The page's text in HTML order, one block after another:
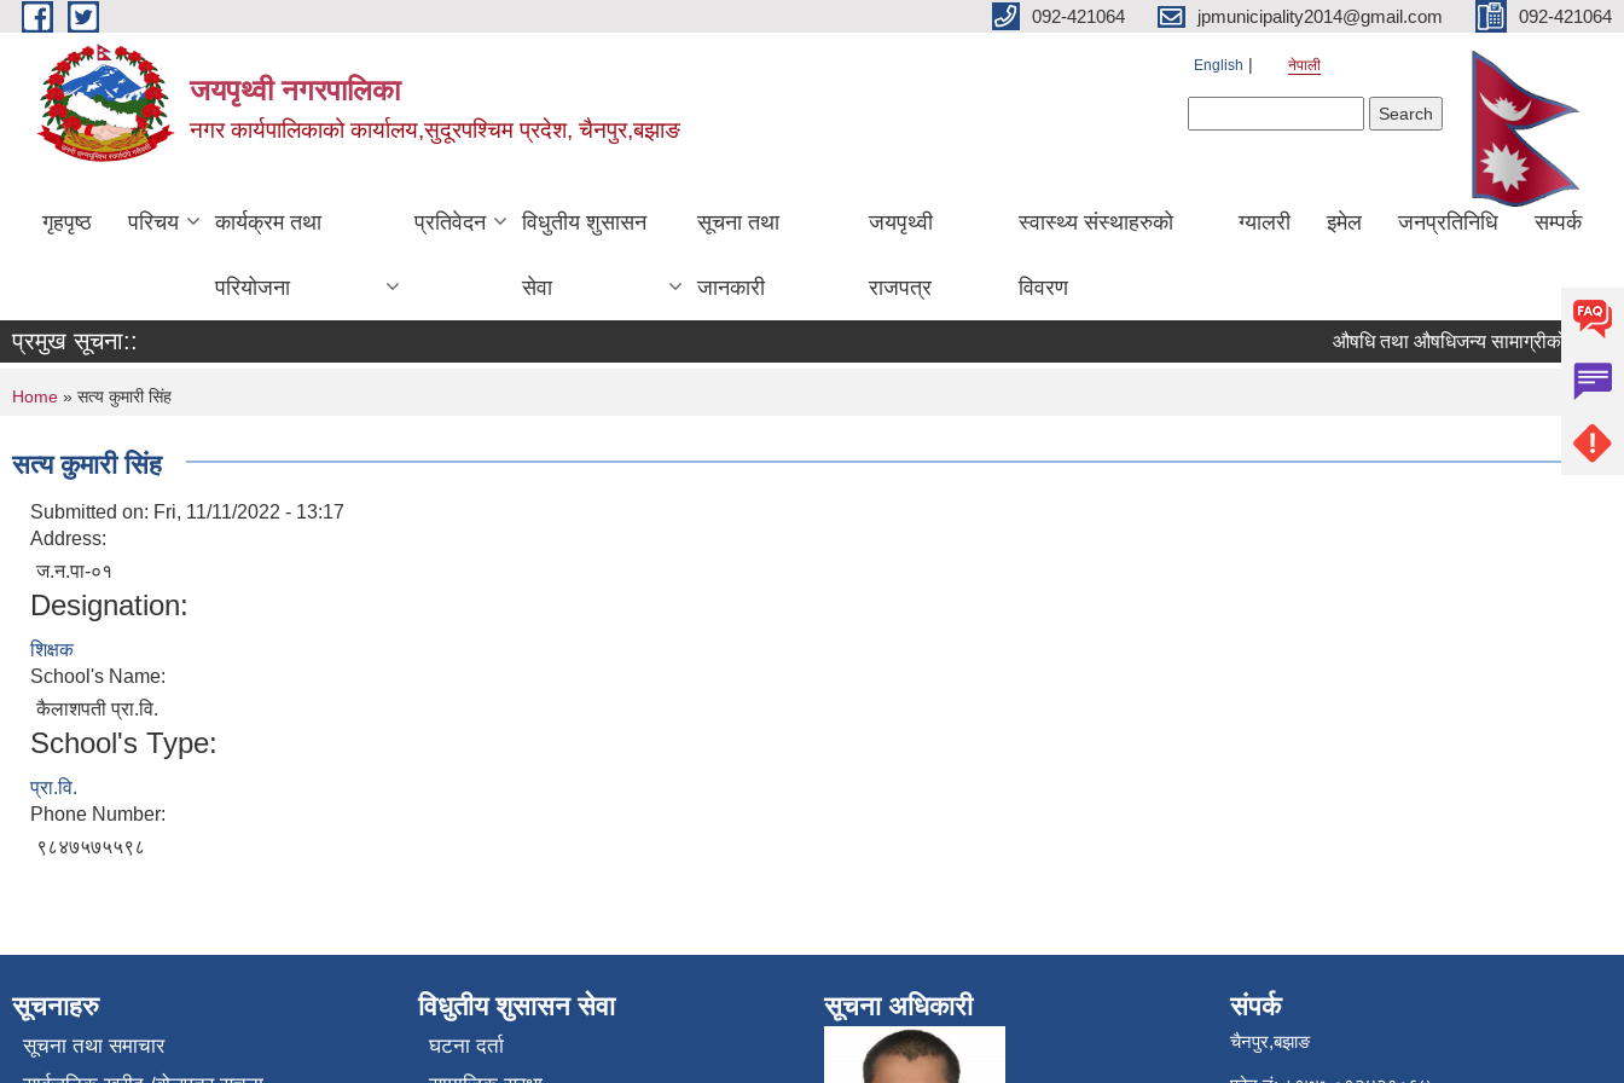
Skip to main content 092-421064 jpmunicipality2014@gmail.com 092-421064
जयपृथ्वी नगरपालिका
नगर कार्यपालिकाको कार्यालय,सुदूरपश्चिम प्रदेश, चैनपुर,बझाङ
English नेपाली
गृहपृष्ठ परिचय कार्यक्रम तथा
परियोजना
प्रतिवेदन विधुतीय शुसासन
सेवा
सूचना तथा
जानकारी
जयपृथ्वी
राजपत्र
स्वास्थ्य संस्थाहरुको
विवरण
ग्यालरी इमेल जनप्रतिनिधि सम्पर्क
प्रमुख सूचना:: औषधि तथा औषधिजन्य सामाग्रीको दररेट
You are here
Home » सत्य कुमारी सिंह
सत्य कुमारी सिंह
Submitted on: Fri, 11/11/2022 - 13:17
Address:
ज.न.पा-०१
Designation:
शिक्षक
School's Name:
कैलाशपती प्रा.वि.
School's Type:
प्रा.वि.
Phone Number:
९८४७५७५५९८
सूचनाहरु
सूचना तथा समाचार
विधुतीय शुसासन सेवा
घटना दर्ता
सूचना अधिकारी संपर्क
चैनपुर,बझाङ